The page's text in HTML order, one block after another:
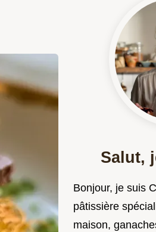
Salut,
Bonjour, je suis
pâtissière
maison,